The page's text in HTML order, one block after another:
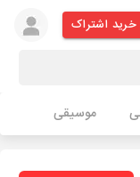
خرید اشتراک
موسیقی